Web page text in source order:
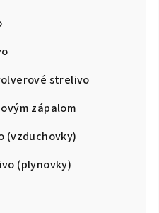
strelivo
zápalom
(vzduchovky)
(plynovky)